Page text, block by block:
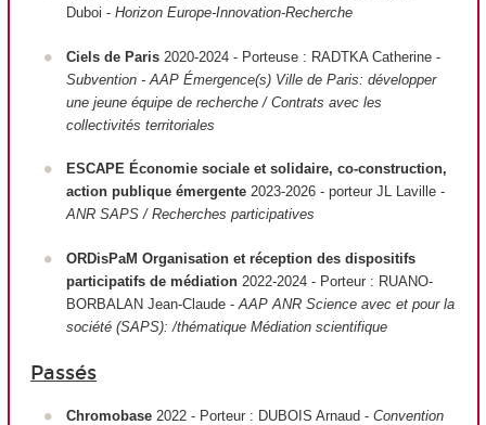
Duboi - Horizon Europe-Innovation-Recherche
Ciels de Paris 2020-2024 - Porteuse : RADTKA Catherine -
Subvention - AAP Émergence(s) Ville de Paris: développer
une jeune équipe de recherche / Contrats avec les
collectivités territoriales
ESCAPE Économie sociale et solidaire, co-construction,
action publique émergente2023-2026 - porteur JL Laville -
ANR SAPS / Recherches participatives
ORDisPaM Organisation et réception des dispositifs
participatifs de médiation2022-2024 - Porteur : RUANO-
BORBALAN Jean-Claude - AAP ANR Science avec et pour la
société (SAPS): /thématique Médiation scientifique
Passés
Chromobase2022 - Porteur : DUBOIS Arnaud - Convention